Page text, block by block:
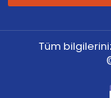
Tüm